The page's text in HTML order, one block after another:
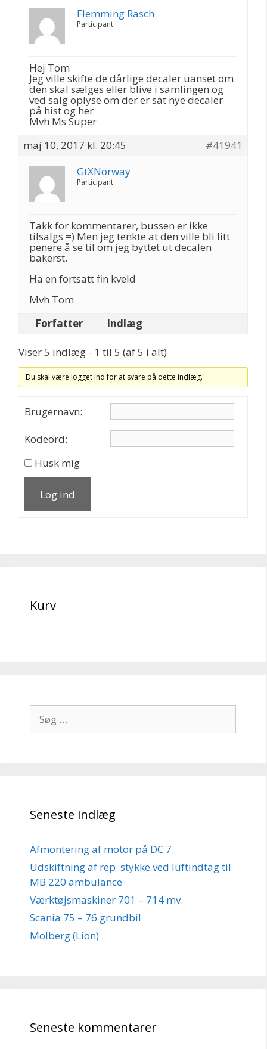
Flemming Rasch
Participant
Hej Tom
Jeg ville skifte de dårlige decaler uanset om
den skal sælges eller blive i samlingen og
ved salg oplyse om der er sat nye decaler
på hist og her
Mvh Ms Super
maj 10, 2017 kl. 20:45
#41941
GtXNorway
Participant
Takk for kommentarer, bussen er ikke
tilsalgs =) Men jeg tenkte at den ville bli litt
penere å se til om jeg byttet ut decalen
bakerst.
Ha en fortsatt fin kveld
Mvh Tom
Forfatter
Indlæg
Viser 5 indlæg - 1 til 5 (af 5 i alt)
Du skal være logget ind for at svare på dette indlæg.
Brugernavn:
Kodeord:
Husk mig
Log ind
Kurv
efter:
Seneste indlæg
Afmontering af motor på DC 7
Udskiftning af rep. stykke ved luftindtag til
MB 220 ambulance
Værktøjsmaskiner 701 – 714 mv.
Scania 75 – 76 grundbil
Molberg (Lion)
Seneste kommentarer